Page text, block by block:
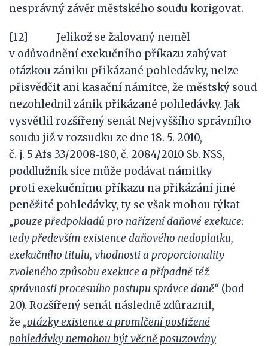
nesprávný závěr městského soudu korigovat.
[12] Jelikož se žalovaný neměl
v odůvodnění exekučního příkazu zabývat
otázkou zániku přikázané pohledávky, nelze
přisvědčit ani kasační námitce, že městský soud
nezohlednil zánik přikázané pohledávky. Jak
vysvětlil rozšířený senát Nejvyššího správního
soudu již v rozsudku ze dne 18. 5. 2010,
č. j. 5 Afs 33/2008‑180, č. 2084/2010 Sb. NSS,
poddlužník sice může podávat námitky
proti exekučnímu příkazu na přikázání jiné
peněžité pohledávky, ty se však mohou týkat
„pouze předpokladů pro nařízení daňové exekuce:
tedypředevším existence daňového nedoplatku,
exekučního titulu, vhodnostia proporcionality
zvoleného způsobu exekuce a případně též
správnosti procesního postupu správce daně“ (bod
20). Rozšířený senát následně zdůraznil,
že „otázky existence a promlčení postižené
pohledávky nemohou být věcně posuzovány